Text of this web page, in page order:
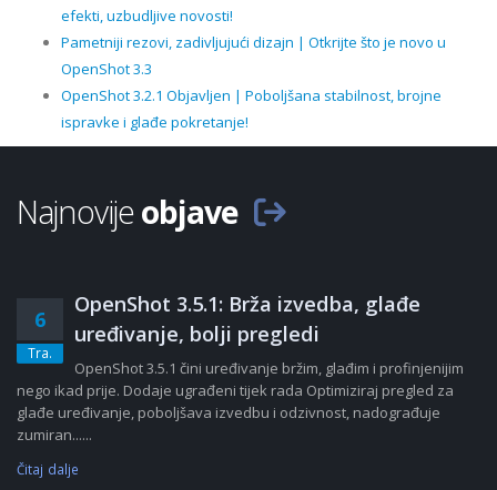
efekti, uzbudljive novosti!
Pametniji rezovi, zadivljujući dizajn | Otkrijte što je novo u
OpenShot 3.3
OpenShot 3.2.1 Objavljen | Poboljšana stabilnost, brojne
ispravke i glađe pokretanje!
Najnovijeobjave
6
Tra.
OpenShot 3.5.1: Brža izvedba, glađe
uređivanje, bolji pregledi
OpenShot 3.5.1 čini uređivanje bržim, glađim i profinjenijim
nego ikad prije. Dodaje ugrađeni tijek rada Optimiziraj pregled za
glađe uređivanje, poboljšava izvedbu i odzivnost, nadograđuje
zumiran......
Čitaj dalje